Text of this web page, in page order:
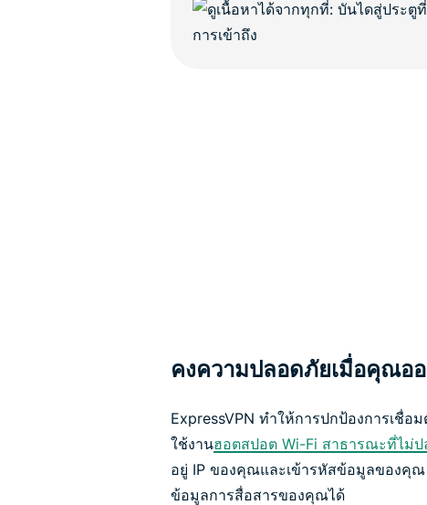
คงความปลอดภัยเมื่อคุณอ
ExpressVPN ทำให้การปกป้องการเชื่
ใช้งานฮอตสปอต Wi-Fi สาธารณะที่ไม่ป
อยู่ IP ของคุณและเข้ารหัสข้อมูลของคุ
ข้อมูลการสื่อสารของคุณได้